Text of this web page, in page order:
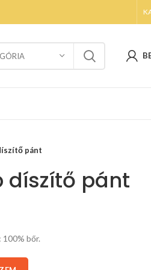
pánt
díszítő pánt
bőr.